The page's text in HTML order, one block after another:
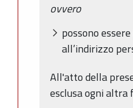
ovvero
possono
all’indirizzo
All'atto della
esclusa ogni altra